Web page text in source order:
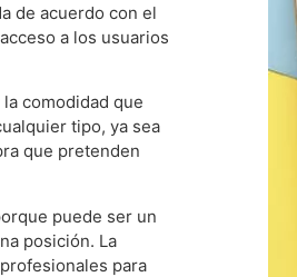
de acuerdo con el
a los usuarios
comodidad que
tipo, ya sea
que pretenden
puede ser un
posición. La
para